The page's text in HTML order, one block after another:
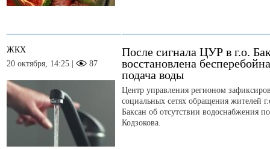
ЖКХ
20 октября, 14:25 |
87
После сигнала ЦУР в г.о.
восстановлена
подача воды
Центр управления регионом
социальных сетях обращения жителей
Баксан об отсутствии водоснабжения
Кодзокова.